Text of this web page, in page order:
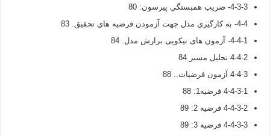
4-3-3- ضريب همبستگي پیرسون: 80
4-4- به كارگيري مدل جهت آزمودن فرضيه هاي تحقيق. 83
4-4-1- آزمون های نیکویی برازش مدل. 84
4-4-2 تحلیل مسیر 84
4-4-3 آزمون فرضیات.. 88
4-4-3-1 فرضیه1: 88
4-4-3-2 فرضیه 2: 89
4-4-3-3 فرضیه 3: 89